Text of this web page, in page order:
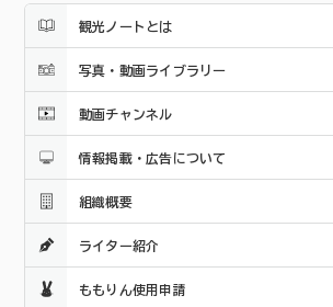
観光ノートとは
写真・動画ライブラリー
動画チャンネル
情報掲載・広告について
組織概要
ライター紹介
ももりん使用申請